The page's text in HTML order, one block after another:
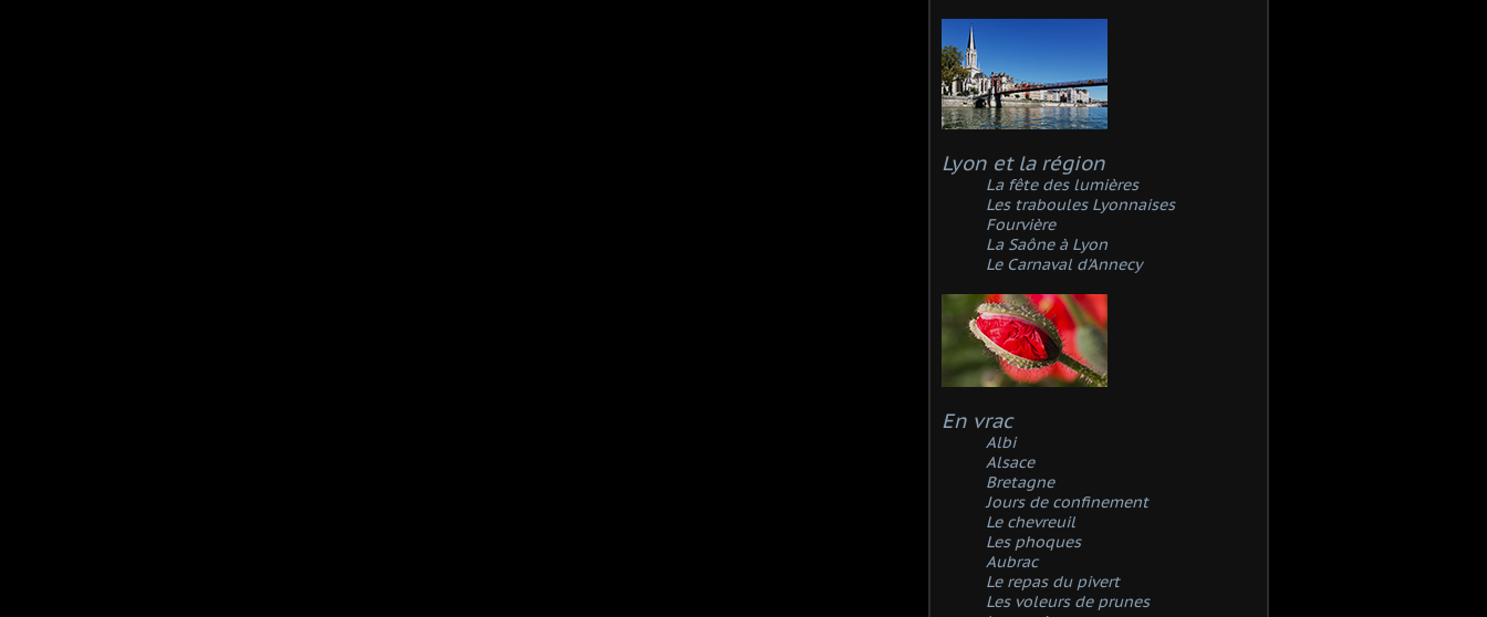
Lyon et la région
La fête des lumières
Les traboules Lyonnaises
Fourvière
La Saône à Lyon
Le Carnaval d'Annecy
En vrac
Albi
Alsace
Bretagne
Jours de confinement
Le chevreuil
Les phoques
Aubrac
Le repas du pivert
Les voleurs de prunes